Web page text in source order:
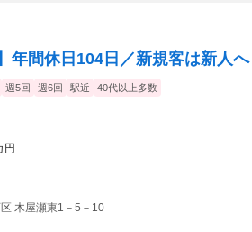
年間休日104日／新規客は新人
週5回 週6回 駅近 40代以上多数
円
木屋瀬東1－5－10